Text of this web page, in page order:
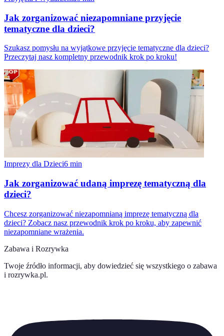
Jak zorganizować niezapomniane przyjęcie
tematyczne dla dzieci?
Szukasz pomysłu na wyjątkowe przyjęcie tematyczne dla dzieci?
Przeczytaj nasz kompletny przewodnik krok po kroku!
Imprezy dla Dzieci6 min
Jak zorganizować udaną imprezę tematyczną dla
dzieci?
Chcesz zorganizować niezapomnianą imprezę tematyczną dla
dzieci? Zobacz nasz przewodnik krok po kroku, aby zapewnić
niezapomniane wrażenia.
Zabawa i Rozrywka
Twoje źródło informacji, aby dowiedzieć się wszystkiego o zabawa
i rozrywka.pl.